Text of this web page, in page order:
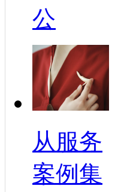
公
从服务
案例集